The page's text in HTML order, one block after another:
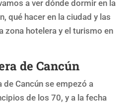
a ver dónde dormir en la
qué hacer en la ciudad y las
zona hotelera y el turismo en
de Cancún
de Cancún se empezó a
de los 70, y a la fecha